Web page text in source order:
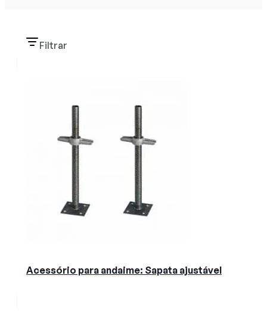
Filtrar
Acessório para andaime: Sapata ajustável